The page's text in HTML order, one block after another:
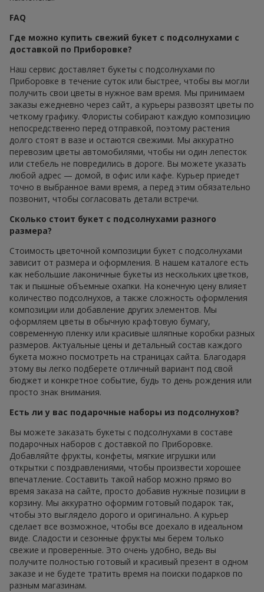
FAQ
Где можно купить свежий букет с подсолнухами с
доставкой по Приборовке?
Наш сервис доставляет букеты с подсолнухами по
Приборовке в течение суток или быстрее, чтобы вы могли
получить свои цветы в нужное вам время. Мы принимаем
заказы ежедневно через сайт, а курьеры развозят цветы по
четкому графику. Флористы собирают каждую композицию
непосредственно перед отправкой, поэтому растения
долго стоят в вазе и остаются свежими. Мы аккуратно
перевозим цветы автомобилями, чтобы ни один лепесток
или стебель не повредились в дороге. Вы можете указать
любой адрес — домой, в офис или кафе. Курьер приедет
точно в выбранное вами время, а перед этим обязательно
позвонит, чтобы согласовать детали встречи.
Сколько стоит букет с подсолнухами разного
размера?
Стоимость цветочной композиции букет с подсолнухами
зависит от размера и оформления. В нашем каталоге есть
как небольшие лаконичные букеты из нескольких цветков,
так и пышные объемные охапки. На конечную цену влияет
количество подсолнухов, а также сложность оформления
композиции или добавление других элементов. Мы
оформляем цветы в обычную крафтовую бумагу,
современную пленку или красивые шляпные коробки разных
размеров. Актуальные цены и детальный состав каждого
букета можно посмотреть на страницах сайта. Благодаря
этому вы легко подберете отличный вариант под свой
бюджет и конкретное событие, будь то день рождения или
просто знак внимания.
Есть ли у вас подарочные наборы из подсолнухов?
Вы можете заказать букеты с подсолнухами в составе
подарочных наборов с доставкой по Приборовке.
Добавляйте фрукты, конфеты, мягкие игрушки или
открытки с поздравлениями, чтобы произвести хорошее
впечатление. Составить такой набор можно прямо во
время заказа на сайте, просто добавив нужные позиции в
корзину. Мы аккуратно оформим готовый подарок так,
чтобы это выглядело дорого и оригинально. А курьер
сделает все возможное, чтобы все доехало в идеальном
виде. Сладости и сезонные фрукты мы берем только
свежие и проверенные. Это очень удобно, ведь вы
получите полностью готовый и красивый презент в одном
заказе и не будете тратить время на поиски подарков по
разным магазинам.